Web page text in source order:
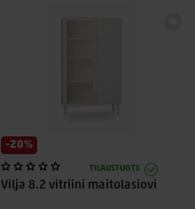
-20%
TILAUSTUOTE
Vilja 8.2 vitriini maitolasiovi